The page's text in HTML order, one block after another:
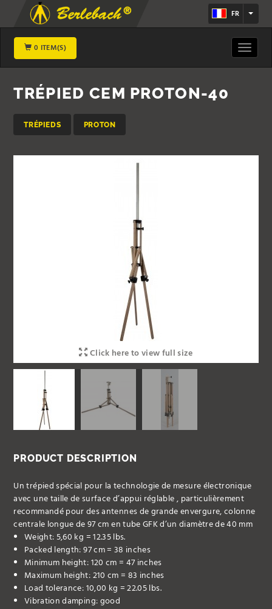
FR
0 ITEM(S)
Toggle
TRÉPIED CEM PROTON-40
TRÉPIEDS PROTON
Click here to view full size
PRODUCT DESCRIPTION
Un trépied spécial pour la technologie de mesure électronique
avec une taille de surface d’appui réglable , particulièrement
recommandé pour des antennes de grande envergure, colonne
centrale longue de 97 cm en tube GFK d’un diamètre de 40 mm
Weight: 5,60 kg = 12.35 lbs.
Packed length: 97 cm = 38 inches
Minimum height: 120 cm = 47 inches
Maximum height: 210 cm = 83 inches
Load tolerance: 10,00 kg = 22.05 lbs.
Vibration damping: good